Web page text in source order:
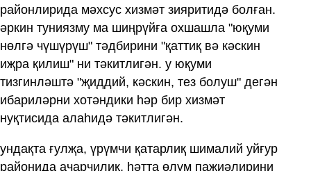
районлирида мәхсус хизмәт зияритидә болған.
әркин туниязму ма шиңрүйға охшашла "юқуми
нөлгә чүшүрүш" тәдбирини "қаттиқ вә кәскин
иҗра қилиш" ни тәкитлигән. у юқуми
тизгинләштә "җиддий, кәскин, тез болуш" дегән
ибариләрни хотәндики һәр бир хизмәт
нуқтисида алаһидә тәкитлигән.
ундақта ғулҗа, үрүмчи қатарлиқ шималий уйғур
районида ачарчилиқ, һәтта өлүм паҗиәлирини